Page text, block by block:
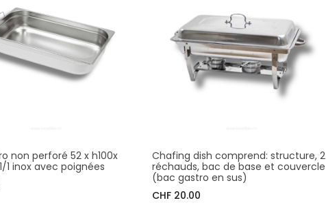
non perforé 52 x h100x
1 inox avec poignées
Chafing dish comprend: structure, 2
réchauds, bac de base et couvercle
(bac gastro en sus)
CHF 20.00